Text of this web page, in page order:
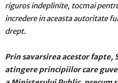
riguros indeplinite, tocmai
incredere in aceasta autoritate
drept.
Prin savarsirea acestor fapte,
atingere principiilor care